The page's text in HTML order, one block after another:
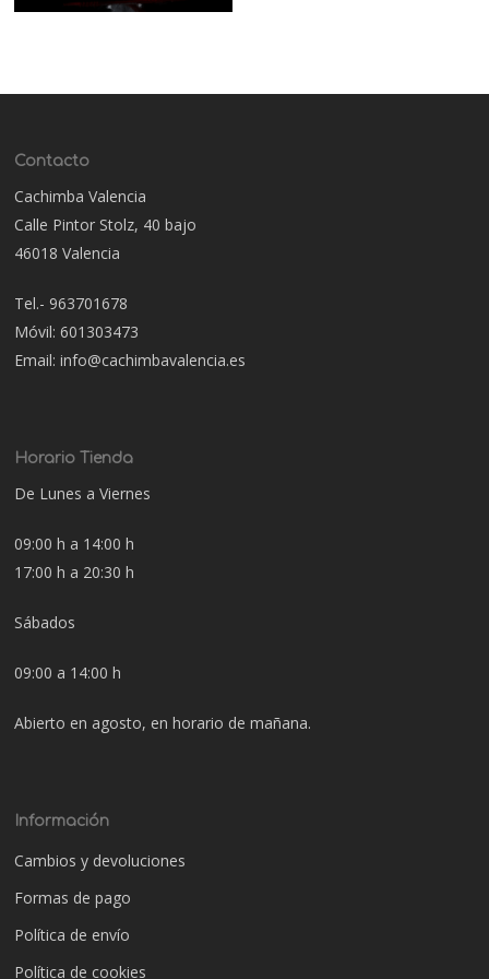
Contacto
Cachimba Valencia
Calle Pintor Stolz, 40 bajo
46018 Valencia
Tel.- 963701678
Móvil: 601303473
Email: info@cachimbavalencia.es
Horario Tienda
De Lunes a Viernes
09:00 h a 14:00 h
17:00 h a 20:30 h
Sábados
09:00 a 14:00 h
Abierto en agosto, en horario de mañana.
Información
Cambios y devoluciones
Formas de pago
Política de envío
Política de cookies